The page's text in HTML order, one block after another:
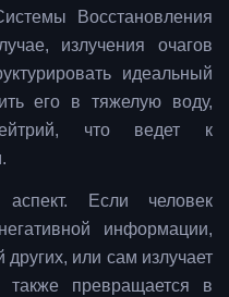
Восстановления
излучения очагов
идеальный
его в тяжелую воду,
что ведет к
Если человек
информации,
или сам излучает
также превращается в